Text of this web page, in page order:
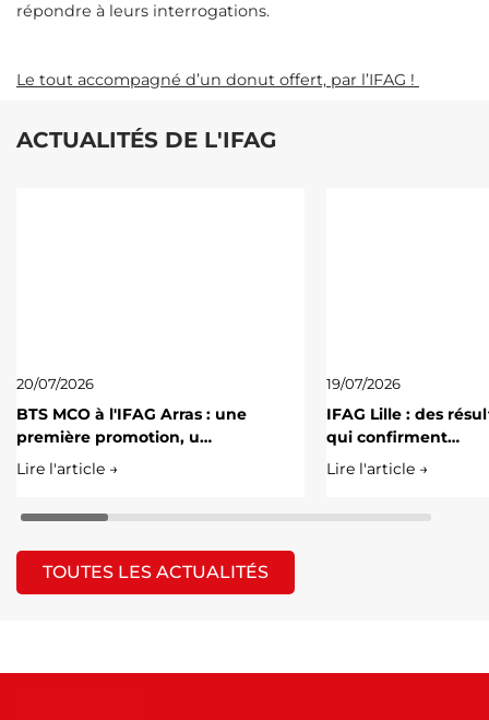
répondre à leurs interrogations.
Le tout accompagné d’un donut offert, par l’IFAG !
ACTUALITÉS DE L'IFAG
20/07/2026
BTS MCO à l'IFAG Arras : une
première promotion, u…
Lire l'article →
19/07/2026
IFAG Lille : des
qui confirment…
Lire l'article →
TOUTES LES ACTUALITÉS